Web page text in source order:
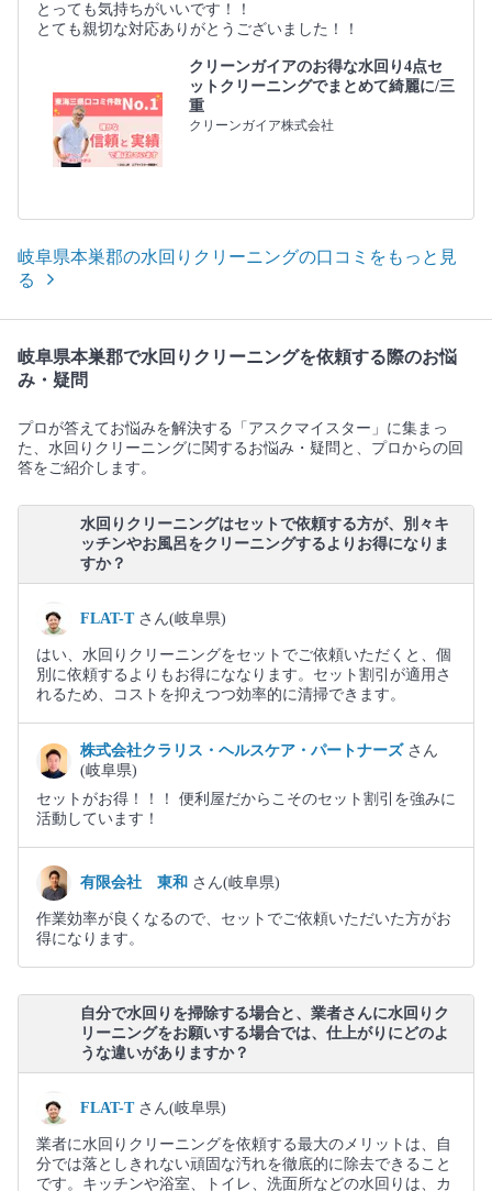
とっても気持ちがいいです！！
とても親切な対応ありがとうございました！！
クリーンガイアのお得な水回り4点セ
ットクリーニングでまとめて綺麗に/三
重
クリーンガイア株式会社
岐阜県本巣郡の水回りクリーニングの口コミをもっと見
る
岐阜県本巣郡で水回りクリーニングを依頼する際のお悩
み・疑問
プロが答えてお悩みを解決する「アスクマイスター」に集まっ
た、水回りクリーニングに関するお悩み・疑問と、プロからの回
答をご紹介します。
水回りクリーニングはセットで依頼する方が、別々キ
ッチンやお風呂をクリーニングするよりお得になりま
すか？
FLAT-T さん(岐阜県)
はい、水回りクリーニングをセットでご依頼いただくと、個
別に依頼するよりもお得にななります。セット割引が適用さ
れるため、コストを抑えつつ効率的に清掃できます。
株式会社クラリス・ヘルスケア・パートナーズ さん
(岐阜県)
セットがお得！！！ 便利屋だからこそのセット割引を強みに
活動しています！
有限会社 東和 さん(岐阜県)
作業効率が良くなるので、セットでご依頼いただいた方がお
得になります。
自分で水回りを掃除する場合と、業者さんに水回りク
リーニングをお願いする場合では、仕上がりにどのよ
うな違いがありますか？
FLAT-T さん(岐阜県)
業者に水回りクリーニングを依頼する最大のメリットは、自
分では落としきれない頑固な汚れを徹底的に除去できること
です。キッチンや浴室、トイレ、洗面所などの水回りは、カ